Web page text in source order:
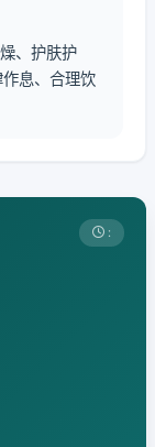
、护肤护
息、合理饮
: